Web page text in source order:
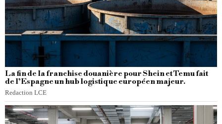
La fin de la franchise douanière pour Shein et Temu fait
de l’Espagne un hub logistique européen majeur.
Redaction LCE